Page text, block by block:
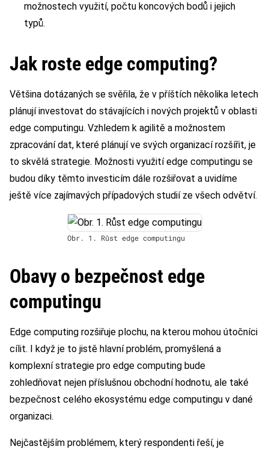
možnostech využití, počtu koncových bodů i jejich
typů.
Jak roste edge computing?
Většina dotázaných se svěřila, že v příštích několika letech
plánují investovat do stávajících i nových projektů v oblasti
edge computingu. Vzhledem k agilitě a možnostem
zpracování dat, které plánují ve svých organizací rozšířit, je
to skvělá strategie. Možnosti využití edge computingu se
budou díky těmto investicím dále rozšiřovat a uvidíme
ještě více zajímavých případových studií ze všech odvětví.
Obr. 1. Růst edge computingu
Obavy o bezpečnost edge
computingu
Edge computing rozšiřuje plochu, na kterou mohou útočníci
cílit. I když je to jistě hlavní problém, promyšlená a
komplexní strategie pro edge computing bude
zohledňovat nejen příslušnou obchodní hodnotu, ale také
bezpečnost celého ekosystému edge computingu v dané
organizaci.
Nejčastějším problémem, který respondenti řeší, je